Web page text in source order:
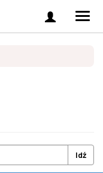
Zaloguj
się
Idź